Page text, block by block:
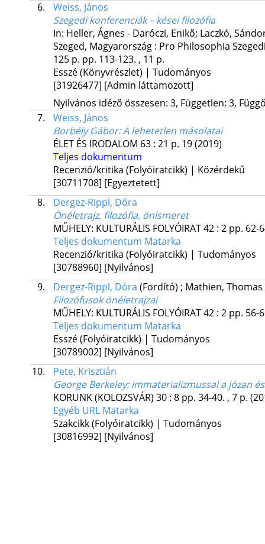
6.
Weiss, János
Szegedi konferenciák – kései filozófia
In: Heller, Ágnes - Daróczi, Enikő; Laczkó,
Szeged, Magyarország : Pro Philosophia
125 p. pp. 113-123. , 11 p.
Esszé (Könyvrészlet) | Tudományos
[31926477] [Admin láttamozott]
Nyilvános idéző összesen: 3, Független: 3,
7.
Weiss, János
Borbély Gábor: A lehetetlen másolatai
ÉLET ÉS IRODALOM 63: 21 p. 19(2019)
Teljes dokumentum
Recenzió/kritika (Folyóiratcikk) | Közérdekű
[30711708] [Egyeztetett]
8.
Dergez-Rippl, Dóra
Önéletrajz, filozófia, önismeret
MŰHELY: KULTURÁLIS FOLYÓIRAT42: 2 pp. 62-
Teljes dokumentum Matarka
Recenzió/kritika (Folyóiratcikk) | Tudományos
[30788960] [Nyilvános]
9.
Dergez-Rippl, Dóra (Fordító) ; Mathien, Thomas
Filozófusok önéletrajzai
MŰHELY: KULTURÁLIS FOLYÓIRAT42: 2 pp. 56-
Teljes dokumentum Matarka
Esszé (Folyóiratcikk) | Tudományos
[30789002] [Nyilvános]
10.
Pete, Krisztián
George Berkeley: immaterializmussal a józan
KORUNK (KOLOZSVÁR) 30: 8 pp. 34-40. , 7 p.
Egyéb URL Matarka
Szakcikk (Folyóiratcikk) | Tudományos
[30816992] [Nyilvános]